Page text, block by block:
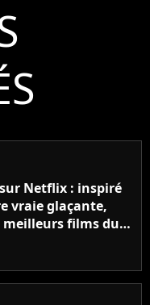
Netflix : inspiré
vraie glaçante,
meilleurs films du